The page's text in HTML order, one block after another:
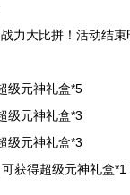
战力大比拼！活动结
级元神礼盒*5
级元神礼盒*3
级元神礼盒*3
获得超级元神礼盒*1